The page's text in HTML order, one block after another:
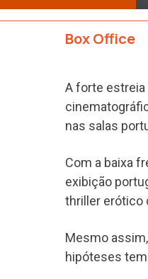
Box Office
A forte estreia
nas salas
Com a baixa
exibição
thriller erótico
Mesmo
hipóteses tem